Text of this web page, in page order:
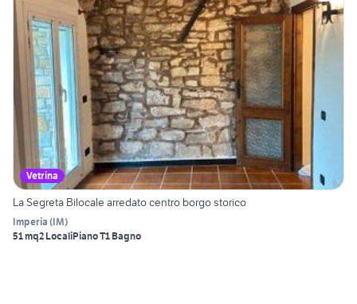
Vetrina
La Segreta Bilocale arredato centro borgo storico
Imperia (IM)
51 mq2 LocaliPiano T1 Bagno